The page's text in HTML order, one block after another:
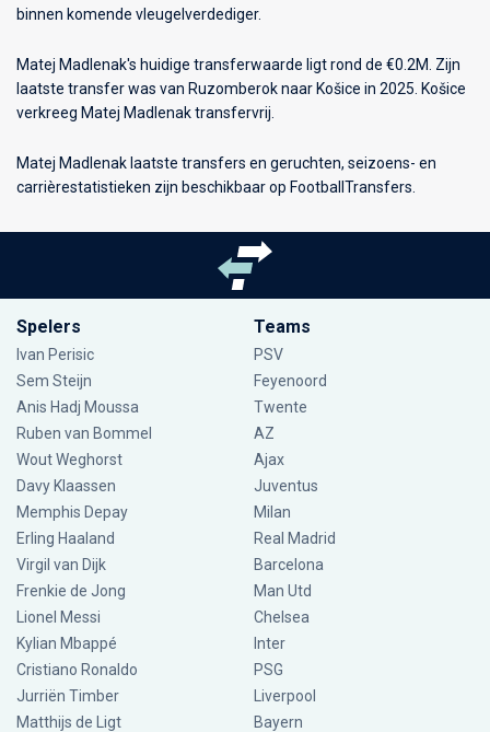
binnen komende vleugelverdediger.
Matej Madlenak's huidige transferwaarde ligt rond de €0.2M. Zijn
laatste transfer was van Ruzomberok naar Košice in 2025. Košice
verkreeg Matej Madlenak transfervrij.
Matej Madlenak laatste transfers en geruchten, seizoens- en
carrièrestatistieken zijn beschikbaar op FootballTransfers.
Spelers
Ivan Perisic
Sem Steijn
Anis Hadj Moussa
Ruben van Bommel
Wout Weghorst
Davy Klaassen
Memphis Depay
Erling Haaland
Virgil van Dijk
Frenkie de Jong
Lionel Messi
Kylian Mbappé
Cristiano Ronaldo
Jurriën Timber
Matthijs de Ligt
Teams
PSV
Feyenoord
Twente
AZ
Ajax
Juventus
Milan
Real Madrid
Barcelona
Man Utd
Chelsea
Inter
PSG
Liverpool
Bayern